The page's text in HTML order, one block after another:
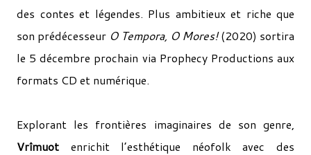
des contes et légendes. Plus ambitieux et riche que
son prédécesseur O Tempora, O Mores!(2020) sortira
le 5 décembre prochain via Prophecy Productions aux
formats CD et numérique.
Explorant les frontières imaginaires de son genre,
Vrîmuot enrichit l’esthétique néofolk avec des